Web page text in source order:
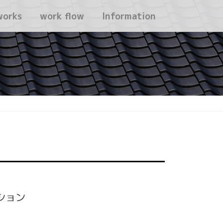
work flow Information
ョン